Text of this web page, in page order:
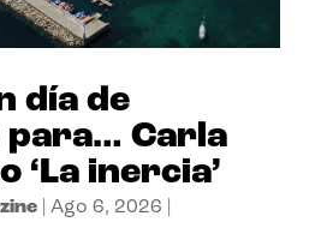
día de
para… Carla
‘La inercia’
| Ago 6, 2026